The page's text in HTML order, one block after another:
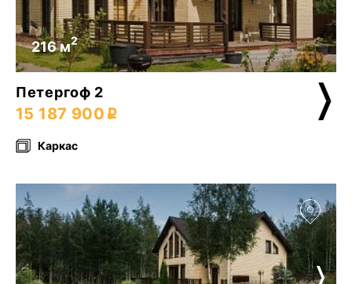
216 м2
Петергоф 2
15 187 900
Каркас